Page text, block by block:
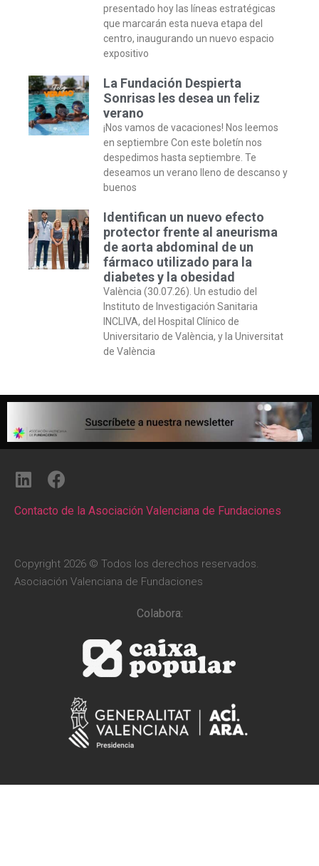
presentado hoy las líneas estratégicas
que marcarán esta nueva etapa del
centro, inaugurando un nuevo espacio
expositivo
La Fundación Despierta
Sonrisas les desea un feliz
verano
¡Nos vamos de vacaciones! Nos leemos
en septiembre Con este boletín nos
despedimos hasta septiembre. Te
deseamos un verano lleno de descanso y
buenos
Identifican un nuevo efecto
protector frente al aneurisma
de aorta abdominal de un
fármaco utilizado para la
diabetes y la obesidad
València (30.07.26). Un estudio del
Instituto de Investigación Sanitaria
INCLIVA, del Hospital Clínico de
Universitario de València, y la Universitat
de València
Contacto de la Asociación Valenciana de Fundaciones
Copyright 2026 © Todos los derechos reservados.
Asociación Valenciana de Fundaciones
Colabora: